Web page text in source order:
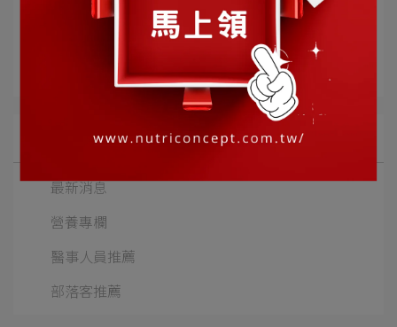
完美益生菌
曾佳儀營養師 植化素
所有文章主題
最新消息
營養專欄
醫事人員推薦
部落客推薦